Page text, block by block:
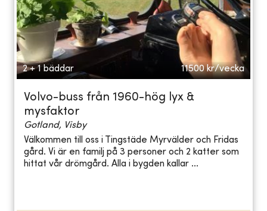
2 + 1 bäddar 11500 kr/vecka
Volvo-buss från 1960-hög lyx &
mysfaktor
Gotland, Visby
Välkommen till oss i Tingstäde Myrvälder och Fridas
gård. Vi är en familj på 3 personer och 2 katter som
hittat vår drömgård. Alla i bygden kallar ...